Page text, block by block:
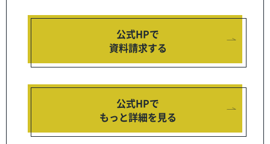
公式HPで
資料請求する
公式HPで
もっと詳細を見る